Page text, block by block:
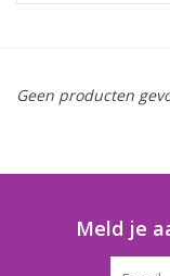
Lege capsules
Speelgoedpakketten
Geen producten
Meld je